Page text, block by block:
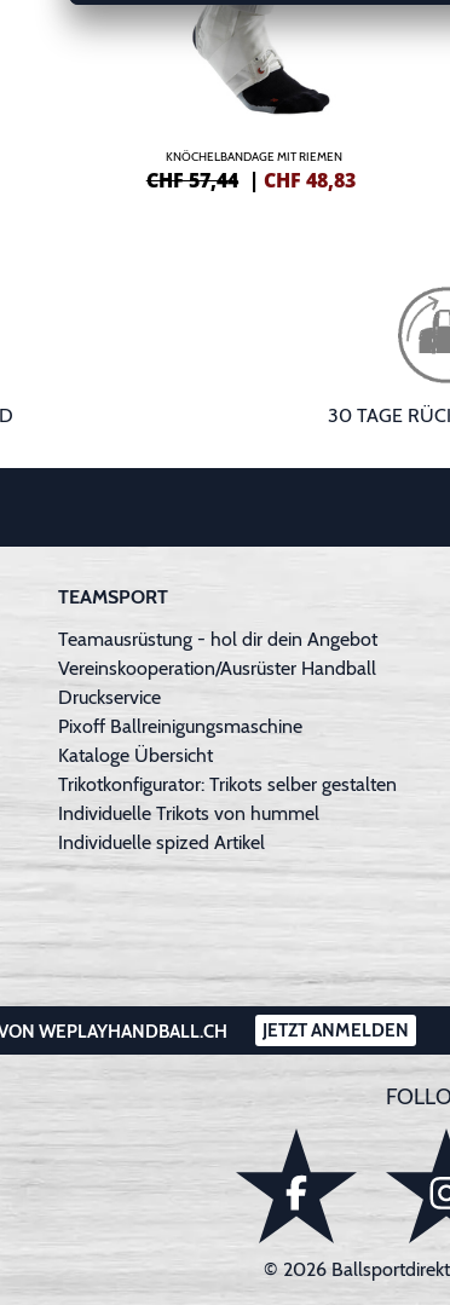
KNÖCHELBANDAGE MIT RIEMEN
CHF 57,44 | CHF 48,83
30 TAGE
TEAMSPORT
Teamausrüstung - hol dir dein Angebot
Vereinskooperation/Ausrüster Handball
Druckservice
Pixoff Ballreinigungsmaschine
Kataloge Übersicht
Trikotkonfigurator: Trikots selber gestalten
Individuelle Trikots von hummel
Individuelle spized Artikel
WEPLAYHANDBALL.CH JETZT ANMELDEN
© 2026